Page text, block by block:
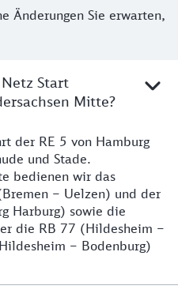
Änderungen Sie erwarten,
Start
Mitte?
der RE 5 von Hamburg
und Stade.
bedienen wir das
– Uelzen) und der
Harburg) sowie die
die RB 77 (Hildesheim –
– Bodenburg)